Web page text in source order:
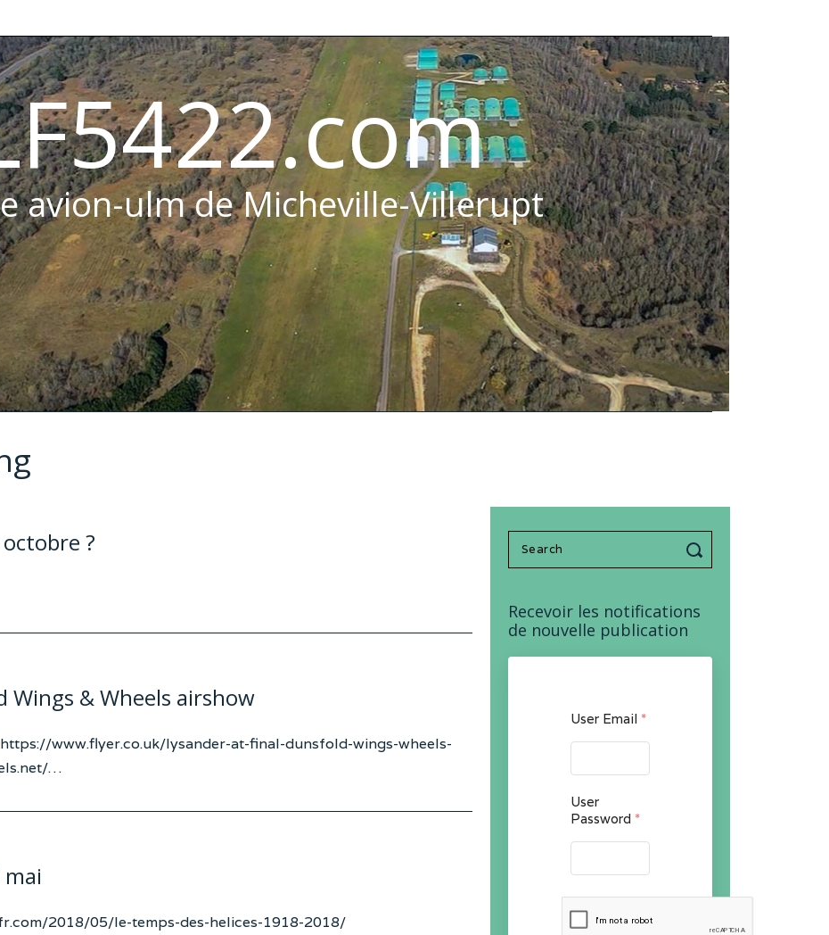
avion-ulm de Micheville-Villerupt
?
Wings & Wheels airshow
www.flyer.co.uk/lysander-at-final-dunsfold-wings-wheels-
…
2018/05/le-temps-des-helices-1918-2018/
Search
for:
Recevoir les notifications
de nouvelle publication
User Email *
User
Password *